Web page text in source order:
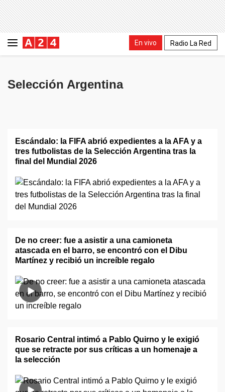
En vivo Radio La Red
Selección Argentina
Escándalo: la FIFA abrió expedientes a la AFA y a
tres futbolistas de la Selección Argentina tras la
final del Mundial 2026
De no creer: fue a asistir a una camioneta
atascada en el barro, se encontró con el Dibu
Martínez y recibió un increíble regalo
Rosario Central intimó a Pablo Quirno y le exigió
que se retracte por sus críticas a un homenaje a
la selección